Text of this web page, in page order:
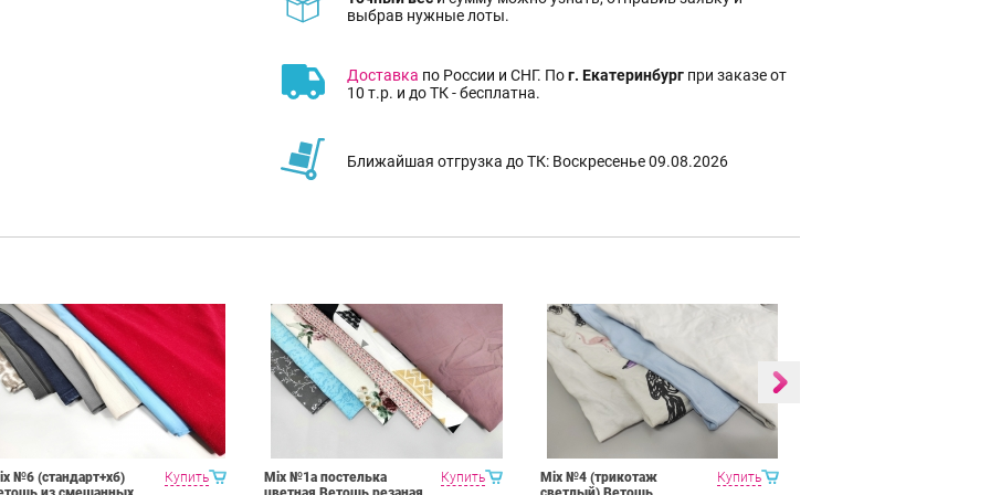
выбрав нужные лоты.
Доставка по России и СНГ. Пог. Екатеринбург при заказе от
10 т.р. и до ТК - бесплатна.
Ближайшая отгрузка до ТК: Воскресенье 09.08.2026
Купить
№6 (стандарт+хб)
Купить
Mix №1а постелька
Купить
Mix №4 (трикотаж